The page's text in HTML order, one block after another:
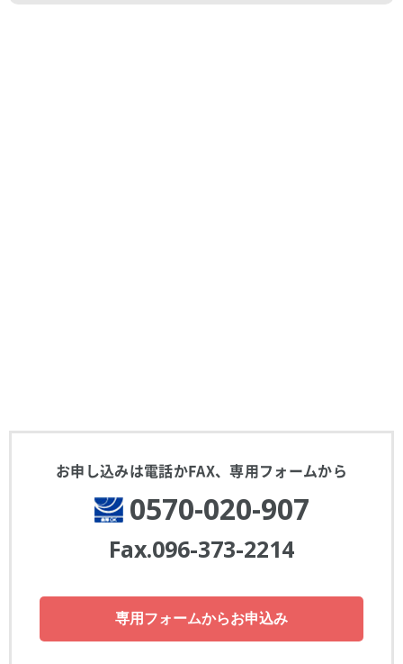
お申し込みは電話かFAX、専用フォームから
0570-020-907
Fax.096-373-2214
専用フォームからお申込み